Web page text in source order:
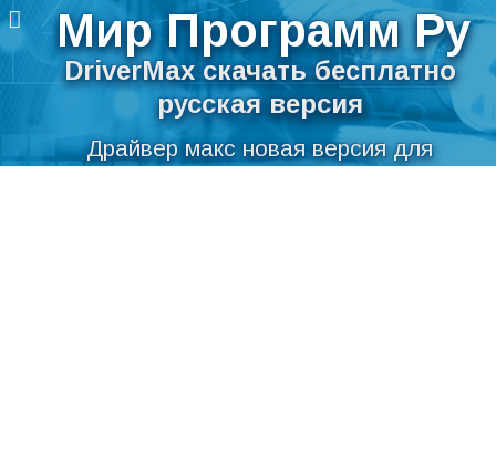
Мир Программ Ру
DriverMax скачать бесплатно
русская версия
Драйвер макс новая версия для
компьютера